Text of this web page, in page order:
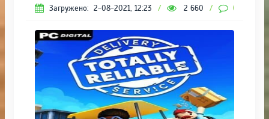
Загружено: 2-08-2021, 12:23 / 2 660 / 0